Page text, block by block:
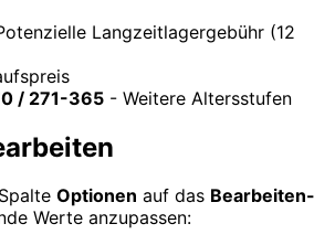
Langzeitlagergebühr (12
/ 271-365 - Weitere Altersstufen
Optionen auf das Bearbeiten-
Werte anzupassen: